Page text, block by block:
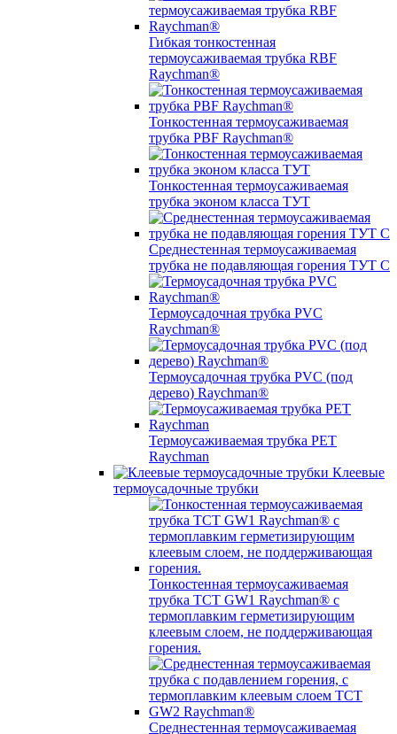
Гибкая тонкостенная
термоусаживаемая трубка RBF
Raychman®
Тонкостенная термоусаживаемая
трубка PBF Raychman®
Тонкостенная термоусаживаемая
трубка эконом класса ТУТ
Среднестенная термоусаживаемая
трубка не подавляющая горения ТУТ С
Термоусадочная трубка PVC
Raychman®
Термоусадочная трубка PVC (под
дерево) Raychman®
Термоусаживаемая трубка PET
Raychman
Клеевые
термоусадочные трубки
Тонкостенная термоусаживаемая
трубка TCT GW1 Raychman® с
термоплавким герметизирующим
клеевым слоем, не поддерживающая
горения.
Среднестенная термоусаживаемая